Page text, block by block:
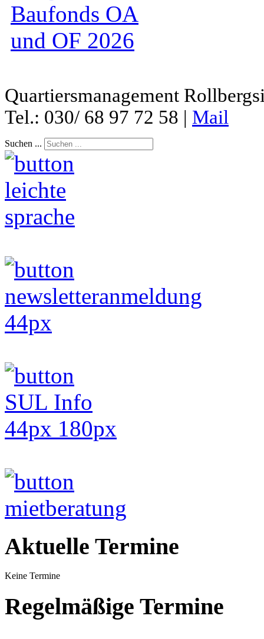
Quartiersmanagement
Tel.: 030/ 68 97 72 58 | Mail
Suchen ...
Aktuelle Termine
Keine Termine
Regelmäßige Termine